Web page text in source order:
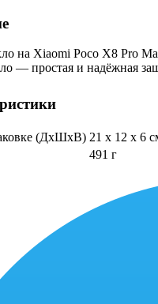
на Xiaomi Poco X8 Pro
— простая и надёжная
(ДхШхВ) 21 x 12 x 6
491 г